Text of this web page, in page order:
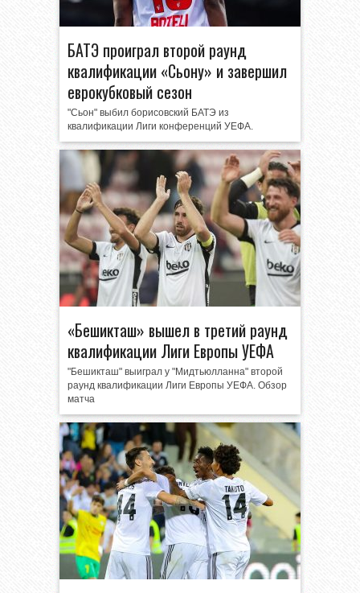
БАТЭ проиграл второй раунд
квалификации «Сьону» и завершил
еврокубковый сезон
"Сьон" выбил борисовский БАТЭ из
квалификации Лиги конференций УЕФА.
«Бешикташ» вышел в третий раунд
квалификации Лиги Европы УЕФА
"Бешикташ" выиграл у "Мидтьюлланна" второй
раунд квалификации Лиги Европы УЕФА. Обзор
матча